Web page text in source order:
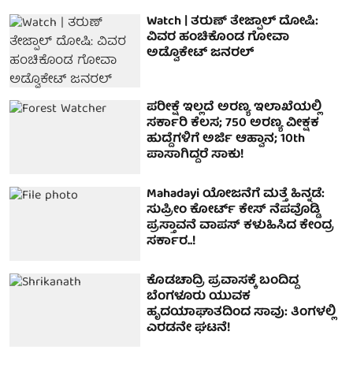
Watch | ತರುಣ್ ತೇಜ್ಪಾಲ್ ದೋಷಿ:
ವಿವರ ಹಂಚಿಕೊಂಡ ಗೋವಾ
ಅಡ್ವೊಕೇಟ್ ಜನರಲ್
ಪರೀಕ್ಷೆ ಇಲ್ಲದೆ ಅರಣ್ಯ ಇಲಾಖೆಯಲ್ಲಿ
ಸರ್ಕಾರಿ ಕೆಲಸ; 750 ಅರಣ್ಯ ವೀಕ್ಷಕ
ಹುದ್ದೆಗಳಿಗೆ ಅರ್ಜಿ ಆಹ್ವಾನ; 10th
ಪಾಸಾಗಿದ್ದರೆ ಸಾಕು!
Mahadayi ಯೋಜನೆಗೆ ಮತ್ತೆ ಹಿನ್ನಡೆ:
ಸುಪ್ರೀಂ ಕೋರ್ಟ್ ಕೇಸ್ ನೆಪವೊಡ್ಡಿ
ಪ್ರಸ್ತಾವನೆ ವಾಪಸ್ ಕಳುಹಿಸಿದ ಕೇಂದ್ರ
ಸರ್ಕಾರ..!
ಕೊಡಚಾದ್ರಿ ಪ್ರವಾಸಕ್ಕೆ ಬಂದಿದ್ದ
ಬೆಂಗಳೂರು ಯುವಕ
ಹೃದಯಾಘಾತದಿಂದ ಸಾವು: ತಿಂಗಳಲ್ಲಿ
ಎರಡನೇ ಘಟನೆ!